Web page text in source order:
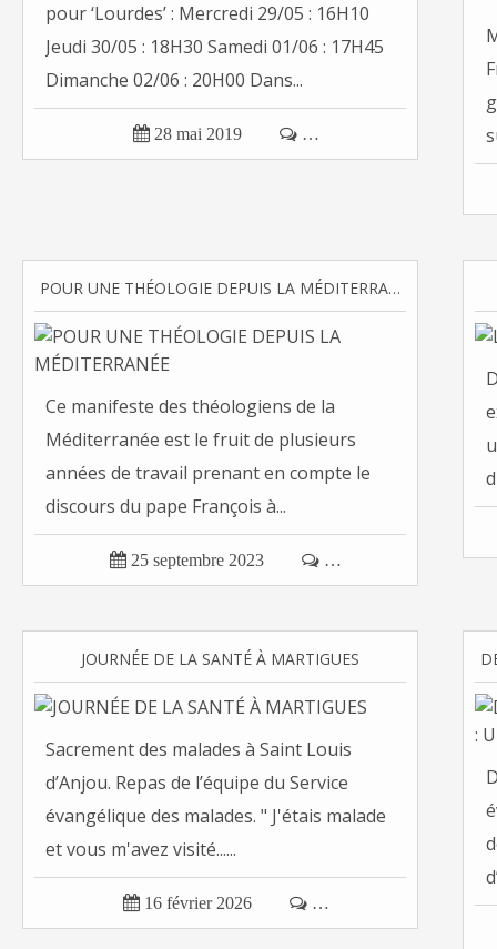
pour ‘Lourdes’ : Mercredi 29/05 : 16H10
Jeudi 30/05 : 18H30 Samedi 01/06 : 17H45
Dimanche 02/06 : 20H00 Dans...
 28 mai 2019  …
POUR UNE THÉOLOGIE DEPUIS LA MÉDITERRANÉE
Ce manifeste des théologiens de la
Méditerranée est le fruit de plusieurs
années de travail prenant en compte le
discours du pape François à...
 25 septembre 2023  …
JOURNÉE DE LA SANTÉ À MARTIGUES
Sacrement des malades à Saint Louis
d’Anjou. Repas de l’équipe du Service
évangélique des malades. " J'étais malade
et vous m'avez visité......
 16 février 2026  …